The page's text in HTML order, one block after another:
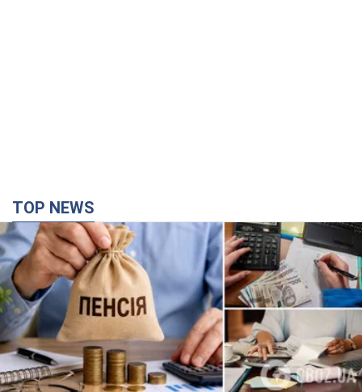
Українці "хакнули" Пенсійний фонд: виплати
масово підвищують через позови, але грошей
не вистачає
Як перераховують пенсії
час назад 33,1 т.